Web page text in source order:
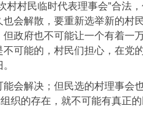
村村民临时代表理事会”合法
会解散，要重新选举新的村
政府也不可能让一个有着一
可能的，村民们担心，在党
会解决；但民选的村理事会
织的存在，就不可能有真正